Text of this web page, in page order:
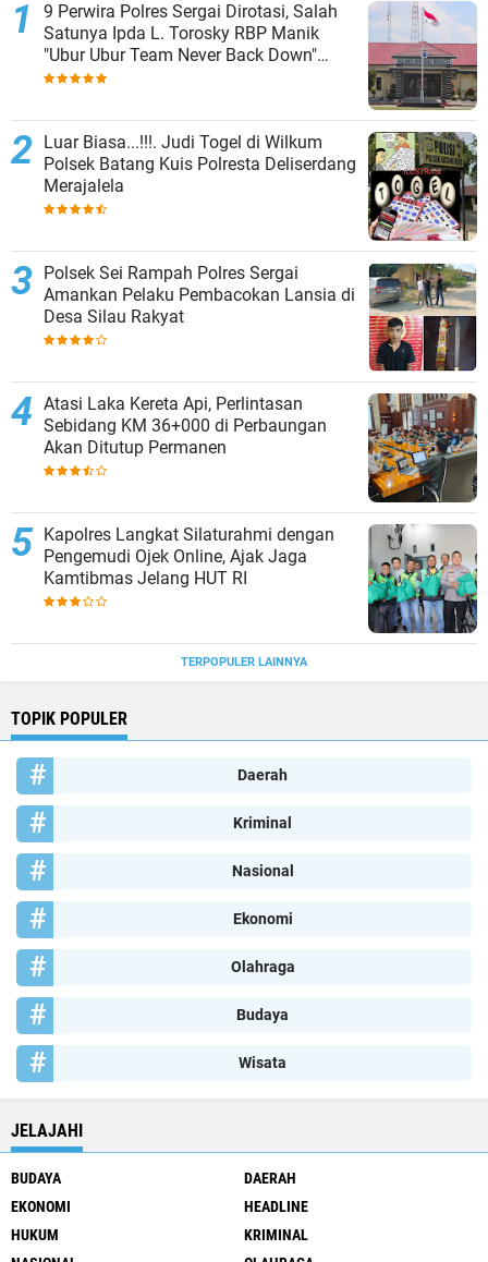
9 Perwira Polres Sergai Dirotasi, Salah
Satunya Ipda L. Torosky RBP Manik
"Ubur Ubur Team Never Back Down"
Menempati Polsek Dolok Masihul
Luar Biasa...!!!. Judi Togel di Wilkum
Polsek Batang Kuis Polresta Deliserdang
Merajalela
Polsek Sei Rampah Polres Sergai
Amankan Pelaku Pembacokan Lansia di
Desa Silau Rakyat
Atasi Laka Kereta Api, Perlintasan
Sebidang KM 36+000 di Perbaungan
Akan Ditutup Permanen
Kapolres Langkat Silaturahmi dengan
Pengemudi Ojek Online, Ajak Jaga
Kamtibmas Jelang HUT RI
TERPOPULER LAINNYA
TOPIK POPULER
Daerah
Kriminal
Nasional
Ekonomi
Olahraga
Budaya
Wisata
JELAJAHI
BUDAYA
DAERAH
EKONOMI
HEADLINE
HUKUM
KRIMINAL